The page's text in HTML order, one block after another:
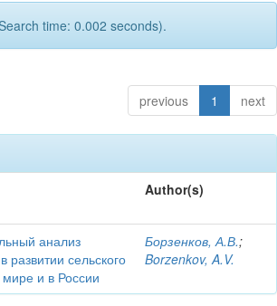
time: 0.002 seconds).
previous 1 next
Author(s)
анализ
развитии сельского
и в России
Борзенков, А.В.;
Borzenkov, A.V.